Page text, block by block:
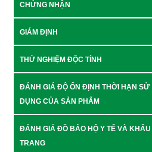
CHỨNG NHẬN
GIÁM ĐỊNH
THỬ NGHIỆM ĐỘC TÍNH
ĐÁNH GIÁ ĐỘ ỔN ĐỊNH THỜI HẠN SỬ
DỤNG CỦA SẢN PHẨM
ĐÁNH GIÁ ĐỒ BẢO HỘ Y TẾ VÀ KHẨU
TRANG